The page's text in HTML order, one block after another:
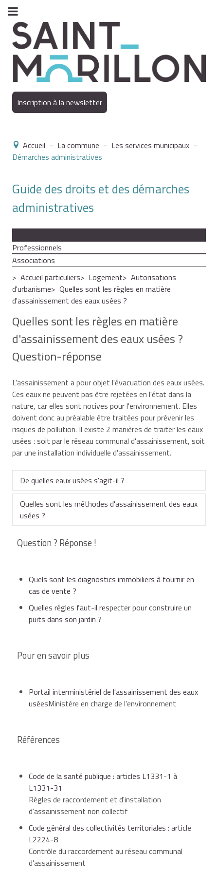
Inscription à la newsletter
Accueil - La commune - Les services municipaux -
Démarches administratives
Guide des droits et des démarches
administratives
Professionnels
Associations
Accueil particuliers
Logement
Autorisations
d'urbanisme
Quelles sont les règles en matière
d'assainissement des eaux usées ?
Quelles sont les règles en matière
d'assainissement des eaux usées ?
Question-réponse
L'assainissement a pour objet l'évacuation des eaux usées.
Ces eaux ne peuvent pas être rejetées en l'état dans la
nature, car elles sont nocives pour l'environnement. Elles
doivent donc au préalable être traitées pour prévenir les
risques de pollution. Il existe 2 manières de traiter les eaux
usées : soit par le réseau communal d'assainissement, soit
par une installation individuelle d'assainissement.
De quelles eaux usées s'agit-il ?
Les eaux usées désignent à la fois les eaux vannes
(eau provenant des toilettes) et les eaux grises (eau
provenant du lavabo, de la cuisine, du lave-linge...).
Quelles sont les méthodes d'assainissement des eaux
usées ?
Il existe 2 méthodes d'assainissement des eaux
soit elles sont évacuées dans un réseau communal
d'assainissement communément appeléle tout-à-
l'égout,
soit elles sont récupérées par un équipement
le zonage d'assainissement de sa commune. Le
zonage est un document d'urbanisme qui délimite les
Le propriétaire d'un logement (immeuble, maison)
situé dans une zone d'assainissement collectif doit
procéder au raccordement du tout-à-l'égout.
Le raccordement suppose la mise en place de
branchements situés :
Question ? Réponse !
Quels sont les diagnostics immobiliers à fournir en
cas de vente ?
Quelles règles faut-il respecter pour construire un
puits dans son jardin ?
Pour en savoir plus
Portail interministériel de l'assainissement des eaux
uséesMinistère en charge de l'environnement
Références
Code de la santé publique : articles L1331-1 à
L1331-31
Règles de raccordement et d'installation
d'assainissement non collectif
Code général des collectivités territoriales : article
L2224-8
Contrôle du raccordement au réseau communal
d'assainissement